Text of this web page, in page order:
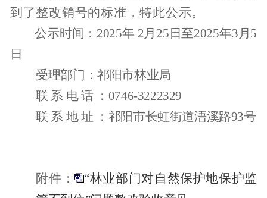
到了整改销号的标准，特此公示。
公示时间： 2025年 2月 25 日至2025年3月 5
日
受理部门：祁阳市林业局
联 系 电话 ： 0746-3222329
联 系 地址 ： 祁阳市长虹街道浯溪路93号
附件：
“林业部门对自然保护地保护监